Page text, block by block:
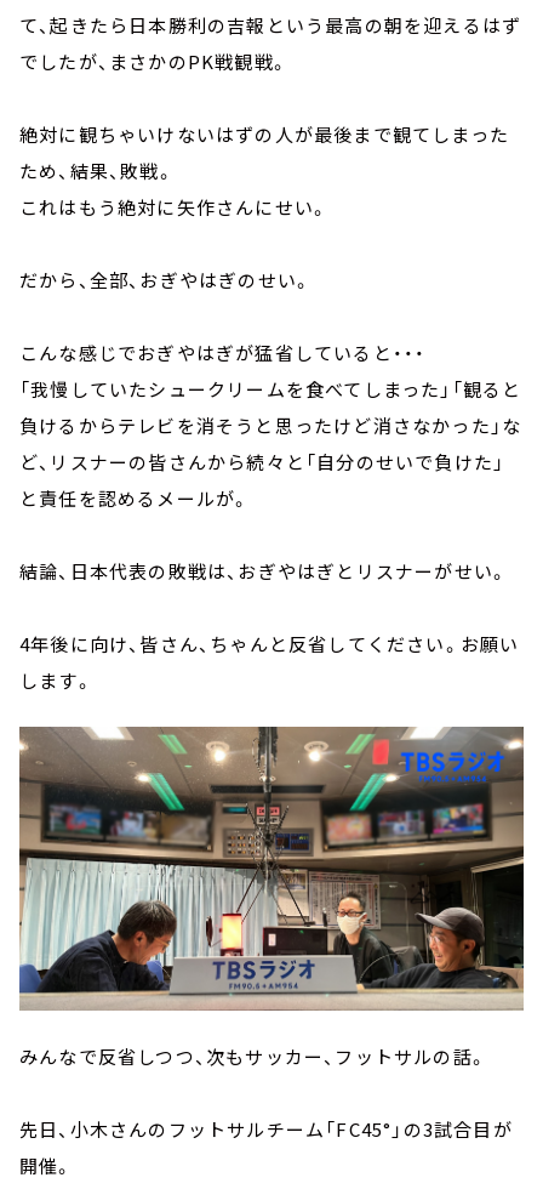
て、起きたら日本勝利の吉報という最高の朝を迎えるはず
でしたが、まさかのPK戦観戦。
絶対に観ちゃいけないはずの人が最後まで観てしまった
ため、結果、敗戦。
これはもう絶対に矢作さんにせい。
だから、全部、おぎやはぎのせい。
こんな感じでおぎやはぎが猛省していると・・・
「我慢していたシュークリームを食べてしまった」「観ると
負けるからテレビを消そうと思ったけど消さなかった」な
ど、リスナーの皆さんから続々と「自分のせいで負けた」
と責任を認めるメールが。
結論、日本代表の敗戦は、おぎやはぎとリスナーがせい。
4年後に向け、皆さん、ちゃんと反省してください。お願い
します。
みんなで反省しつつ、次もサッカー、フットサルの話。
先日、小木さんのフットサルチーム「FC45°」の3試合目が
開催。